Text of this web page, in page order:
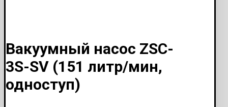
Вакуумный насос ZSC-
3S-SV (151 литр/мин,
одноступ)